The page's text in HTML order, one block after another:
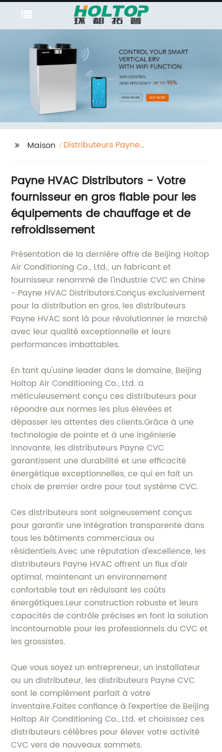
Maison
Distributeurs Payne
Payne HVAC Distributors - Votre
fournisseur en gros fiable pour les
équipements de chauffage et de
refroidissement
Présentation de la dernière offre de Beijing Holtop
Air Conditioning Co., Ltd., un fabricant et
fournisseur renommé de l'industrie CVC en Chine
- Payne HVAC Distributors.Conçus exclusivement
pour la distribution en gros, les distributeurs
Payne HVAC sont là pour révolutionner le marché
avec leur qualité exceptionnelle et leurs
performances imbattables.
En tant qu'usine leader dans le domaine, Beijing
Holtop Air Conditioning Co., Ltd. a
méticuleusement conçu ces distributeurs pour
répondre aux normes les plus élevées et
dépasser les attentes des clients.Grâce à une
technologie de pointe et à une ingénierie
innovante, les distributeurs Payne CVC
garantissent une durabilité et une efficacité
énergétique exceptionnelles, ce qui en fait un
choix de premier ordre pour tout système CVC.
Ces distributeurs sont soigneusement conçus
pour garantir une intégration transparente dans
tous les bâtiments commerciaux ou
résidentiels.Avec une réputation d'excellence, les
distributeurs Payne HVAC offrent un flux d'air
optimal, maintenant un environnement
confortable tout en réduisant les coûts
énergétiques.Leur construction robuste et leurs
capacités de contrôle précises en font la solution
incontournable pour les professionnels du CVC et
les grossistes.
Que vous soyez un entrepreneur, un installateur
ou un distributeur, les distributeurs Payne CVC
sont le complément parfait à votre
inventaire.Faites confiance à l'expertise de Beijing
Holtop Air Conditioning Co., Ltd. et choisissez ces
distributeurs célèbres pour élever votre activité
CVC vers de nouveaux sommets.